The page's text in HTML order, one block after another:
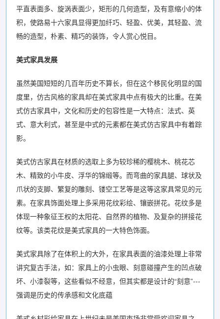
平直表面多、旋涡表面少，矩形的几何造型，及有意缩小的体
积，使路易十六家具显得更加纤巧、轻盈、优美，其轻盈、流
畅的造型，朴素、精巧的装饰，令人赏心悦目。
美式家具发展
虽然美国短短的几百年历史不算长，但在这个移民化明显的国
度里，仿古风格的家具却在美式家具中点有极大的比重。在美
式仿古家具中，文化和历史的包容性是一大特点：法式、英
式、意大利式，甚至是中式的元素都在美式仿古家具中有着踪
影。
美式仿古家具在材质的选取上多为较珍稀的樱桃木、桃花芯
木、精致的小牛皮、浮华的锦缎等。而弯曲的家具腿、球状及
爪状的支脚、繁复的雕刻、镂空工艺等是这等这家具常见的元
素。在家具饰面处理上多采用花纹彩绘、镶嵌拼花。花纹多是
体现一种象征王权的太阳花、自然界的植物、及复杂的拼接花
纹等。该类花纹是美式家具的一大特色饰面。
美式家具除了在体积上的大外，在家具表面的油漆处理上非常
讲究复古手法，如：家具上的小虫眼、刻意碰撞产生的凹点破
坏、小漆裂等，这些看似不经意，但其实都是设计的“刻意”---
强调是历史的传承感和文化底蕴